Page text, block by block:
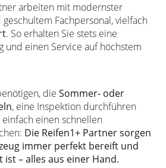
arbeiten mit modernster
Fachpersonal, vielfach
. So erhalten Sie stets eine
und einen Service auf höchstem
die Sommer- oder
, eine Inspektion durchführen
einen schnellen
Die Reifen1+ Partner sorgen
immer perfekt bereift und
ist – alles aus einer Hand.